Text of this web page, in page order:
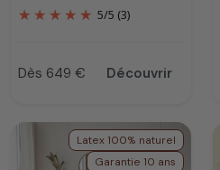
5/5 (3)
Prix
Dès 649 € Découvrir
Latex 100% naturel
Garantie 10 ans